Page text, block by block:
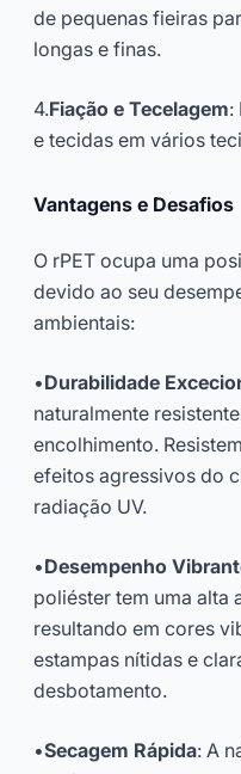
de pequenas fieiras
longas e finas.
4.Fiação e Tecelagem:
e tecidas em vários
Vantagens e Desafios
O rPET ocupa uma
devido ao seu
ambientais:
•Durabilidade
naturalmente
encolhimento.
efeitos agressivos do
radiação UV.
•Desempenho
poliéster tem uma alta
resultando em cores
estampas nítidas e
desbotamento.
•Secagem Rápida: A